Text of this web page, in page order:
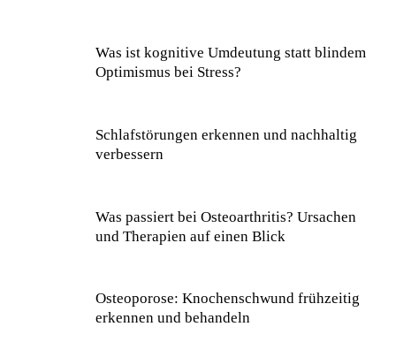
Was ist kognitive Umdeutung statt blindem
Optimismus bei Stress?
Schlafstörungen erkennen und nachhaltig
verbessern
Was passiert bei Osteoarthritis? Ursachen
und Therapien auf einen Blick
Osteoporose: Knochenschwund frühzeitig
erkennen und behandeln